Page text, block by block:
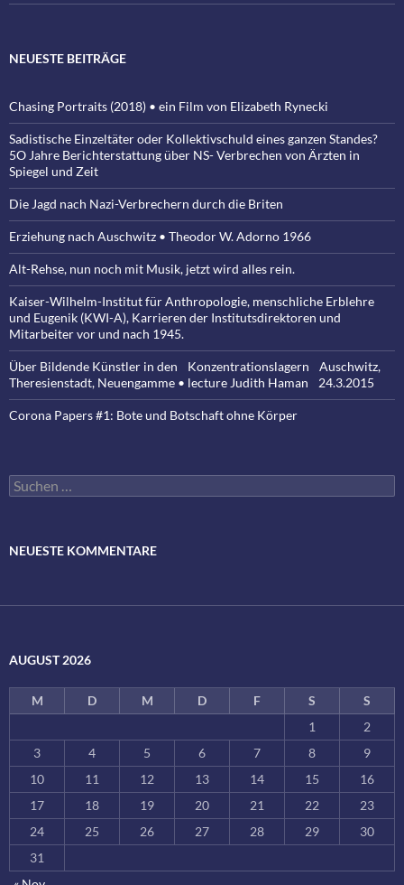
NEUESTE BEITRÄGE
Chasing Portraits (2018) • ein Film von Elizabeth Rynecki
Sadistische Einzeltäter oder Kollektivschuld eines ganzen Standes?
5O Jahre Berichterstattung über NS- Verbrechen von Ärzten in
Spiegel und Zeit
Die Jagd nach Nazi-Verbrechern durch die Briten
Erziehung nach Auschwitz • Theodor W. Adorno 1966
Alt-Rehse, nun noch mit Musik, jetzt wird alles rein.
Kaiser-Wilhelm-Institut für Anthropologie, menschliche Erblehre
und Eugenik (KWI-A), Karrieren der Institutsdirektoren und
Mitarbeiter vor und nach 1945.
Über Bildende Künstler in den Konzentrationslagern Auschwitz,
Theresienstadt, Neuengamme • lecture Judith Haman 24.3.2015
Corona Papers #1: Bote und Botschaft ohne Körper
Suchen
nach:
NEUESTE KOMMENTARE
AUGUST 2026
M D M D F S
S
1
2
3
4 5 6 7 8
9
10
11 12 13 14 15
16
17
18 19 20 21 22
23
24
25 26 27 28 29
30
31